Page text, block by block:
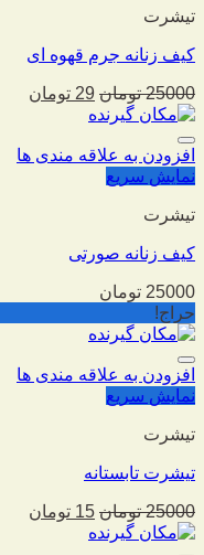
تیشرت
کیف زنانه جرم قهوه ای
25000 تومان 29 تومان
افزودن به علاقه مندی ها
نمایش سریع
تیشرت
کیف زنانه صورتی
25000 تومان
حراج!
افزودن به علاقه مندی ها
نمایش سریع
تیشرت
تیشرت تابستانه
25000 تومان 15 تومان